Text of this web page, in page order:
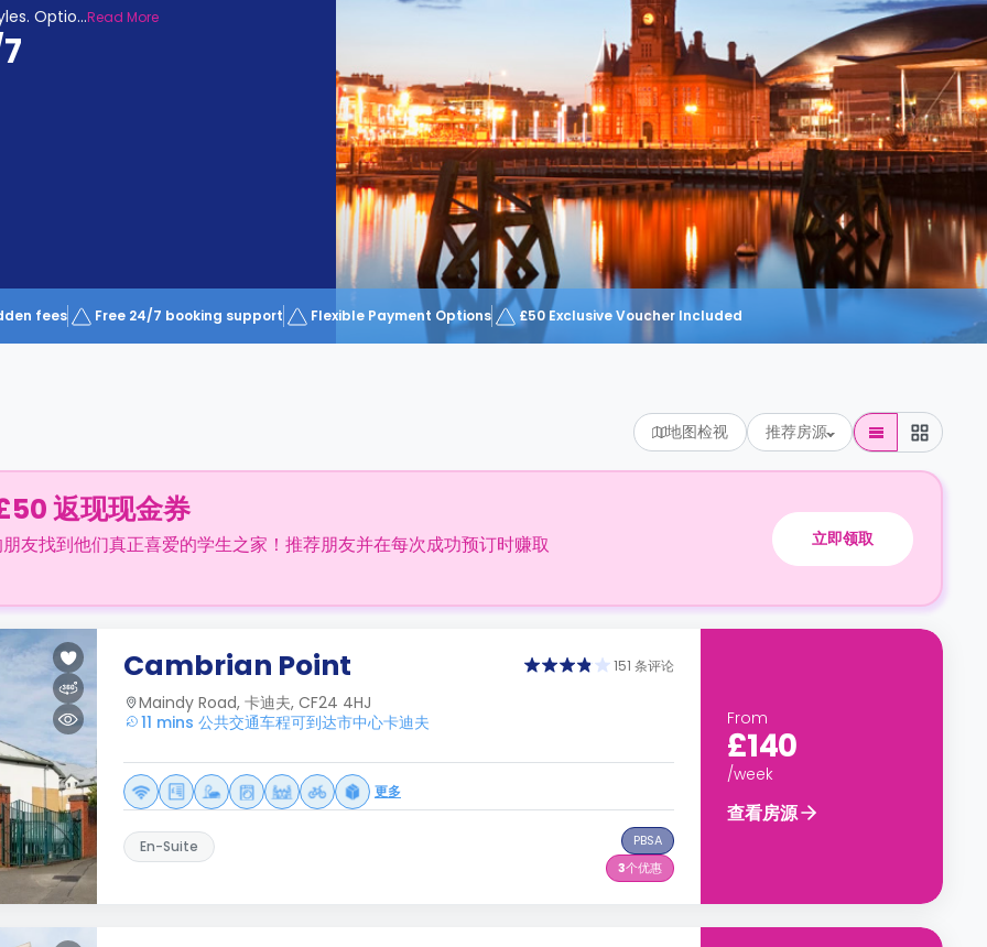
Optio...Read More
fees Free 24/7 booking support Flexible Payment Options £50 Exclusive Voucher Included
地图检视 推荐房源
返现现金券
友找到他们真正喜爱的学生之家！推荐朋友并在每次成功预订时赚取 立即领取
Cambrian Point 151 条评论
Maindy Road, 卡迪夫, CF24 4HJ
11 mins 公共交通车程可到达市中心卡迪夫
更多
En-Suite
PBSA
3个优惠
From
£140
/week
查看房源